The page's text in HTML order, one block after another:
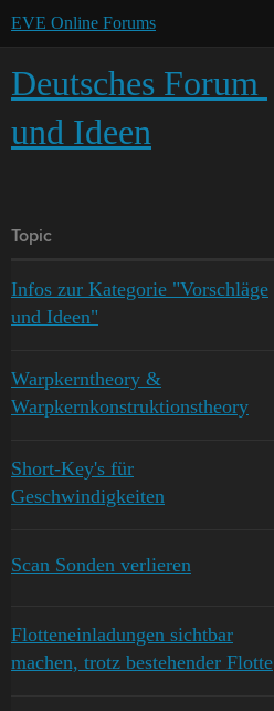
EVE Online Forums
Deutsches Forum
und Ideen
Topic
Infos zur Kategorie "Vorschläge
und Ideen"
Warpkerntheory &
Warpkernkonstruktionstheory
Short-Key's für
Geschwindigkeiten
Scan Sonden verlieren
Flotteneinladungen sichtbar
machen, trotz bestehender Flotte